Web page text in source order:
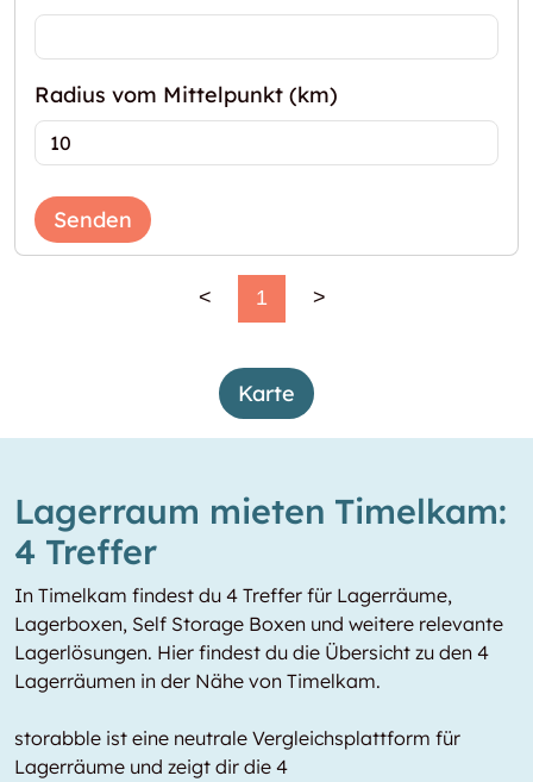
Radius vom Mittelpunkt (km)
Senden
< 1 >
Karte
Lagerraum mieten Timelkam:
4 Treffer
In Timelkam findest du 4 Treffer für Lagerräume,
Lagerboxen, Self Storage Boxen und weitere relevante
Lagerlösungen. Hier findest du die Übersicht zu den 4
Lagerräumen in der Nähe von Timelkam.
storabble ist eine neutrale Vergleichsplattform für
Lagerräume und zeigt dir die 4